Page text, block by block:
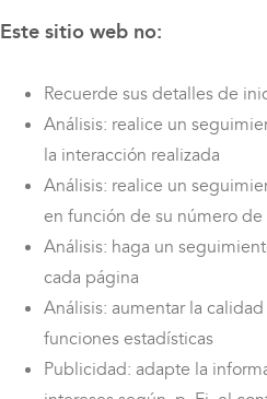
Este sitio web no:
Recuerde sus detalles de
Análisis: realice un
la interacción realizada
Análisis: realice un
en función de su número de
Análisis: haga un
cada página
Análisis: aumentar la
funciones estadísticas
Publicidad: adapte la